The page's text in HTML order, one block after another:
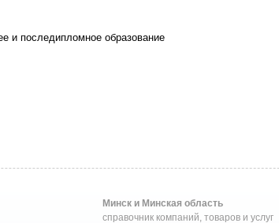
и последипломное образование
Минск и Минская область
справочник компаний, товаров и услуг